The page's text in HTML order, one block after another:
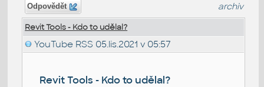
Odpovědět archiv
Revit Tools - Kdo to udělal?
YouTube RSS 05.lis.2021 v 05:57
Revit Tools - Kdo to udělal?